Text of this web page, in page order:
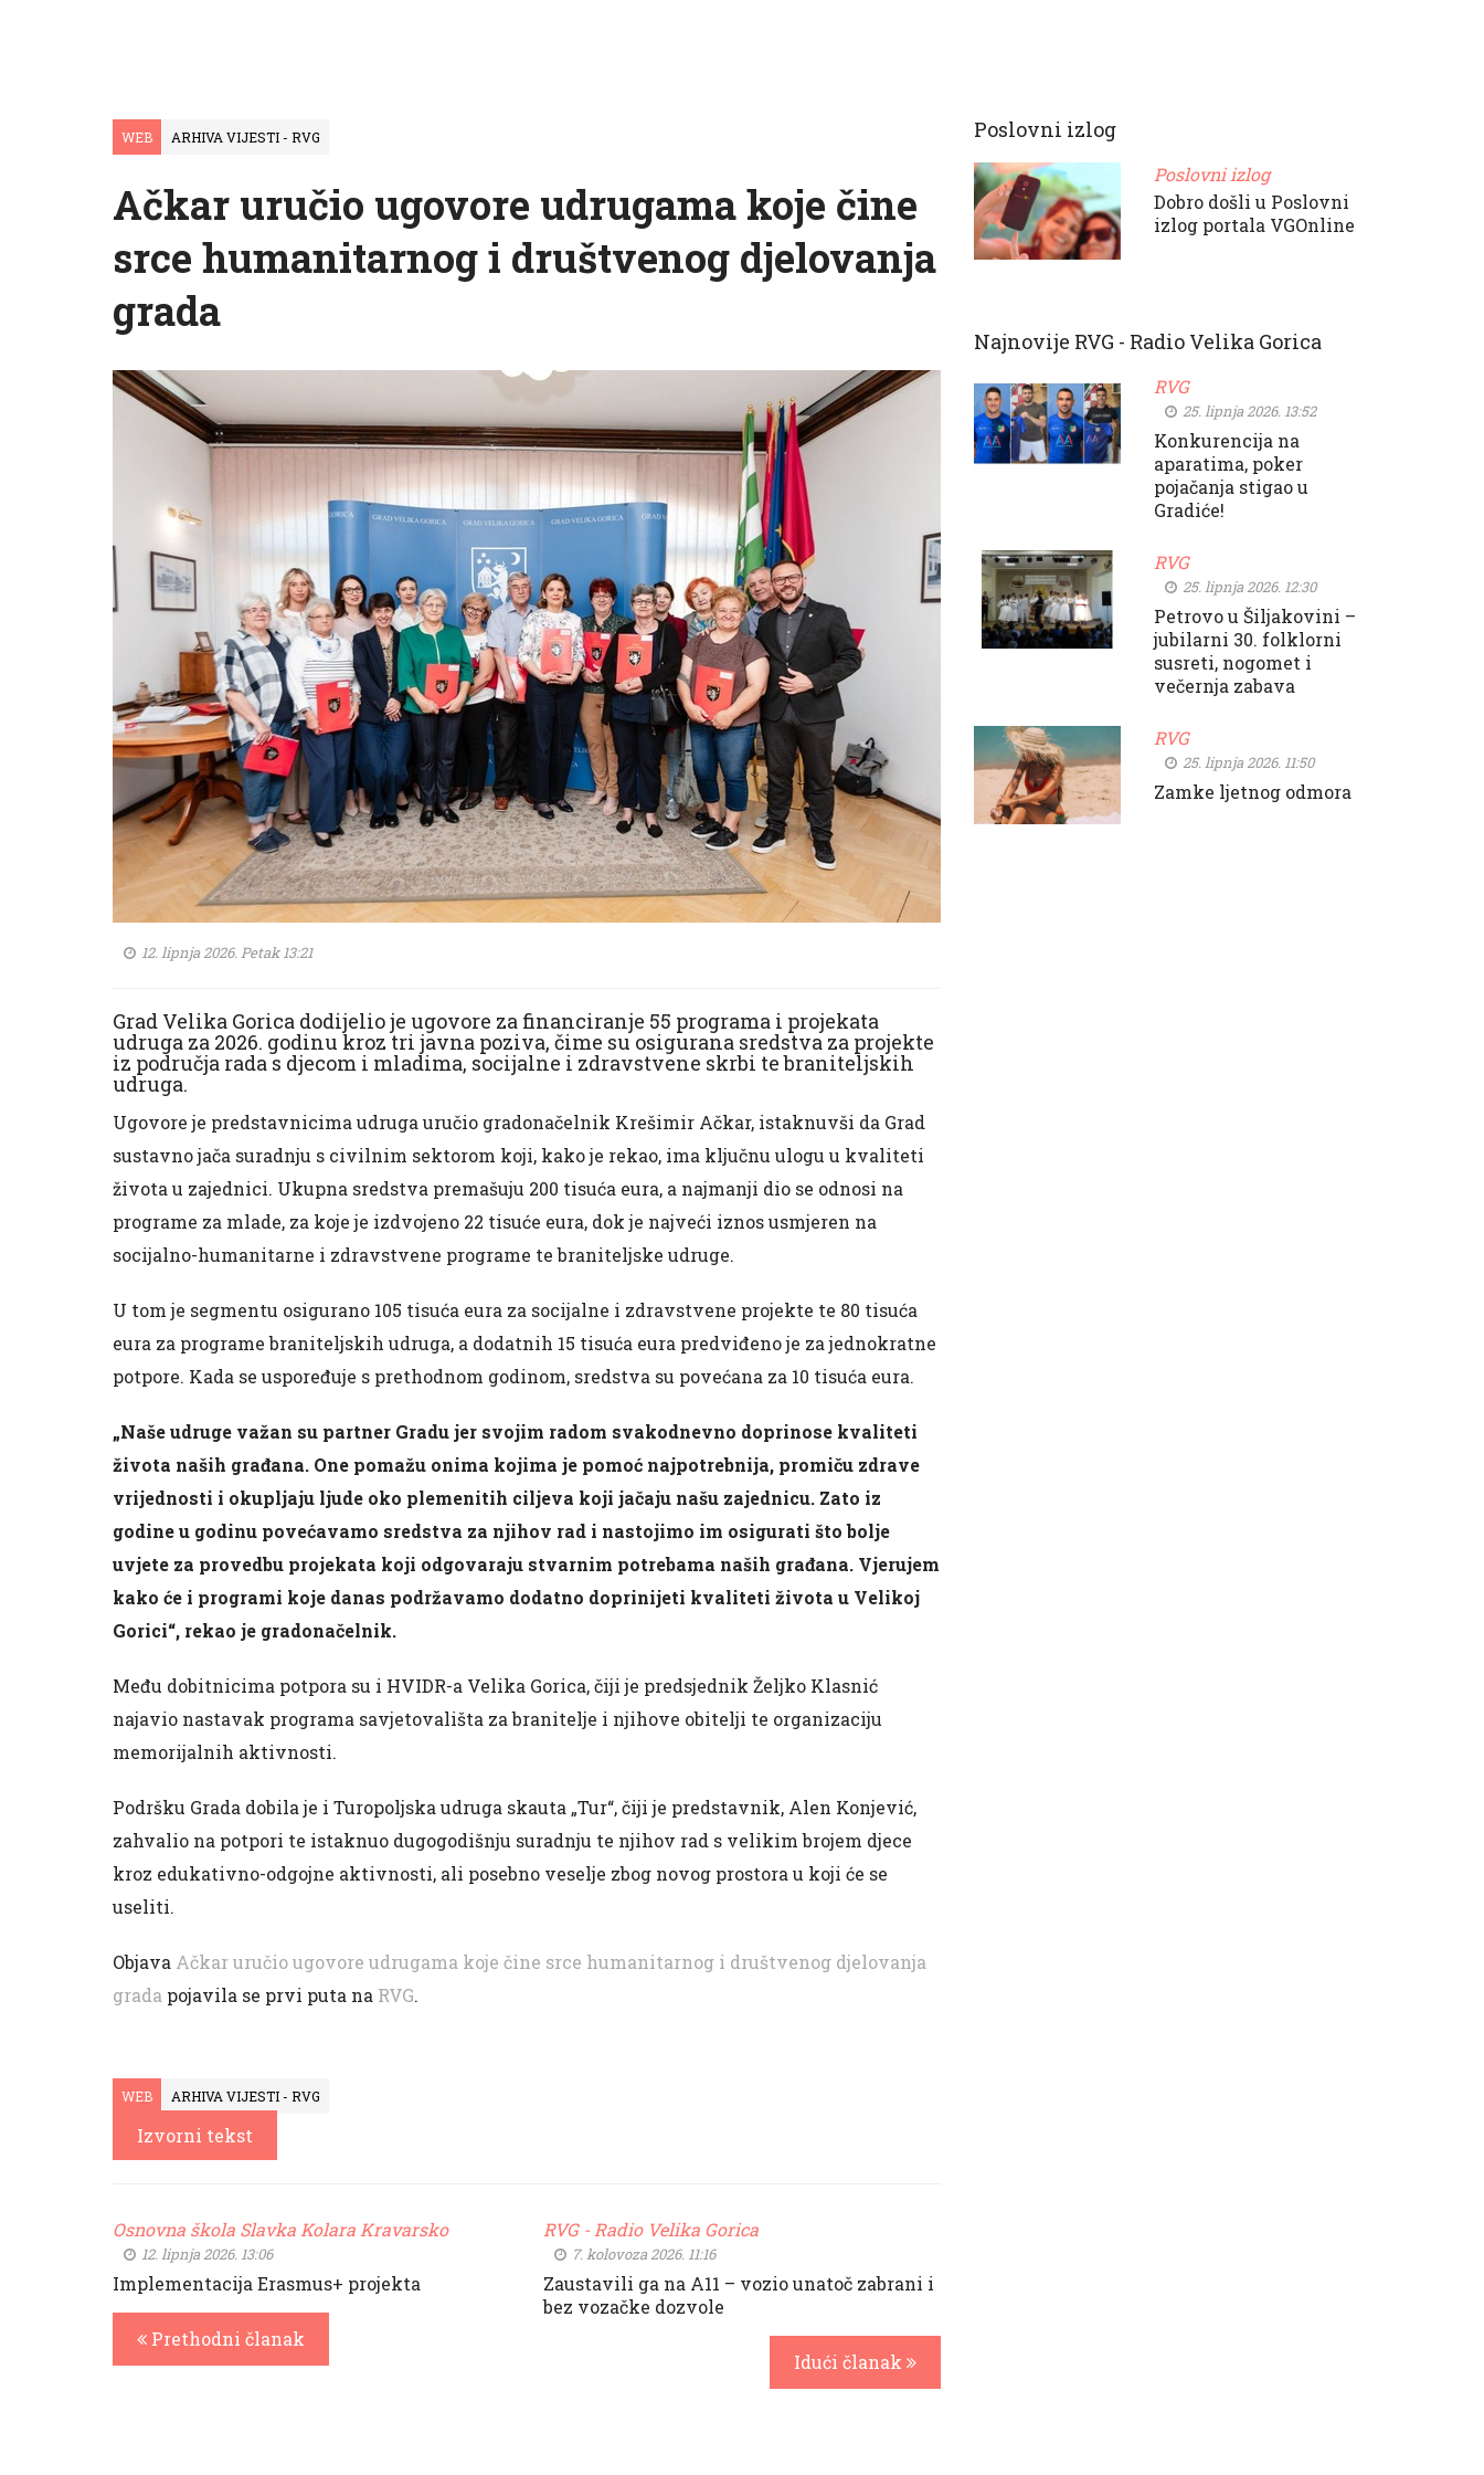
WEB ARHIVA VIJESTI - RVG
Ačkar uručio ugovore udrugama koje čine
srce humanitarnog i društvenog djelovanja
grada
12. lipnja 2026. Petak 13:21
Grad Velika Gorica dodijelio je ugovore za financiranje 55 programa i projekata
udruga za 2026. godinu kroz tri javna poziva, čime su osigurana sredstva za projekte
iz područja rada s djecom i mladima, socijalne i zdravstvene skrbi te braniteljskih
udruga.
Ugovore je predstavnicima udruga uručio gradonačelnik Krešimir Ačkar, istaknuvši da Grad
sustavno jača suradnju s civilnim sektorom koji, kako je rekao, ima ključnu ulogu u kvaliteti
života u zajednici. Ukupna sredstva premašuju 200 tisuća eura, a najmanji dio se odnosi na
programe za mlade, za koje je izdvojeno 22 tisuće eura, dok je najveći iznos usmjeren na
socijalno-humanitarne i zdravstvene programe te braniteljske udruge.
U tom je segmentu osigurano 105 tisuća eura za socijalne i zdravstvene projekte te 80 tisuća
eura za programe braniteljskih udruga, a dodatnih 15 tisuća eura predviđeno je za jednokratne
potpore. Kada se uspoređuje s prethodnom godinom, sredstva su povećana za 10 tisuća eura.
„Naše udruge važan su partner Gradu jer svojim radom svakodnevno doprinose kvaliteti
života naših građana. One pomažu onima kojima je pomoć najpotrebnija, promiču zdrave
vrijednosti i okupljaju ljude oko plemenitih ciljeva koji jačaju našu zajednicu. Zato iz
godine u godinu povećavamo sredstva za njihov rad i nastojimo im osigurati što bolje
uvjete za provedbu projekata koji odgovaraju stvarnim potrebama naših građana. Vjerujem
kako će i programi koje danas podržavamo dodatno doprinijeti kvaliteti života u Velikoj
Gorici“, rekao je gradonačelnik.
Među dobitnicima potpora su i HVIDR-a Velika Gorica, čiji je predsjednik Željko Klasnić
najavio nastavak programa savjetovališta za branitelje i njihove obitelji te organizaciju
memorijalnih aktivnosti.
Podršku Grada dobila je i Turopoljska udruga skauta „Tur“, čiji je predstavnik, Alen Konjević,
zahvalio na potpori te istaknuo dugogodišnju suradnju te njihov rad s velikim brojem djece
kroz edukativno-odgojne aktivnosti, ali posebno veselje zbog novog prostora u koji će se
useliti.
Objava Ačkar uručio ugovore udrugama koje čine srce humanitarnog i društvenog djelovanja
grada pojavila se prvi puta na RVG.
WEB ARHIVA VIJESTI - RVG
Izvorni tekst
Osnovna škola Slavka Kolara Kravarsko
12. lipnja 2026. 13:06
Implementacija Erasmus+ projekta
Prethodni članak
RVG - Radio Velika Gorica
7. kolovoza 2026. 11:16
Zaustavili ga na A11 – vozio unatoč zabrani i
bez vozačke dozvole
Idući članak
Poslovni izlog
Poslovni izlog
Dobro došli u Poslovni
izlog portala VGOnline
Najnovije RVG - Radio Velika Gorica
RVG
25. lipnja 2026. 13:52
Konkurencija na
aparatima, poker
pojačanja stigao u
Gradiće!
RVG
25. lipnja 2026. 12:30
Petrovo u Šiljakovini –
jubilarni 30. folklorni
susreti, nogomet i
večernja zabava
RVG
25. lipnja 2026. 11:50
Zamke ljetnog odmora